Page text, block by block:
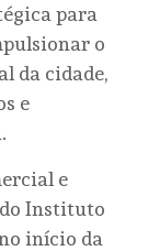
para
o
da cidade,
e
e
do Instituto
início da